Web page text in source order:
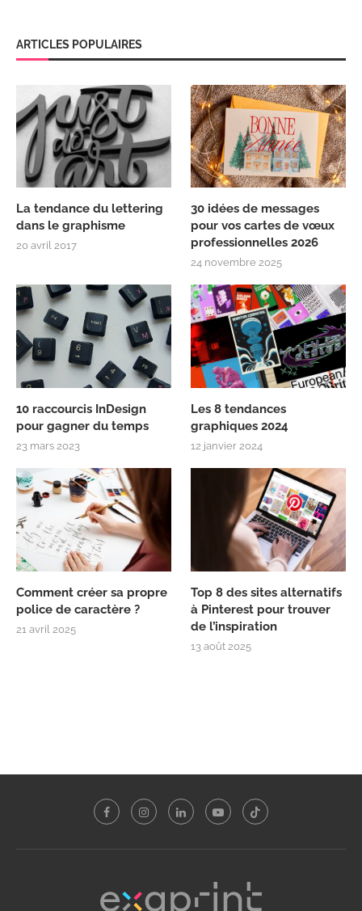
ARTICLES POPULAIRES
La tendance du lettering
dans le graphisme
20 avril 2017
30 idées de messages
pour vos cartes de vœux
professionnelles 2026
24 novembre 2025
10 raccourcis InDesign
pour gagner du temps
23 mars 2023
Les 8 tendances
graphiques 2024
12 janvier 2024
Comment créer sa propre
police de caractère ?
21 avril 2025
Top 8 des sites alternatifs
à Pinterest pour trouver
de l’inspiration
13 août 2025